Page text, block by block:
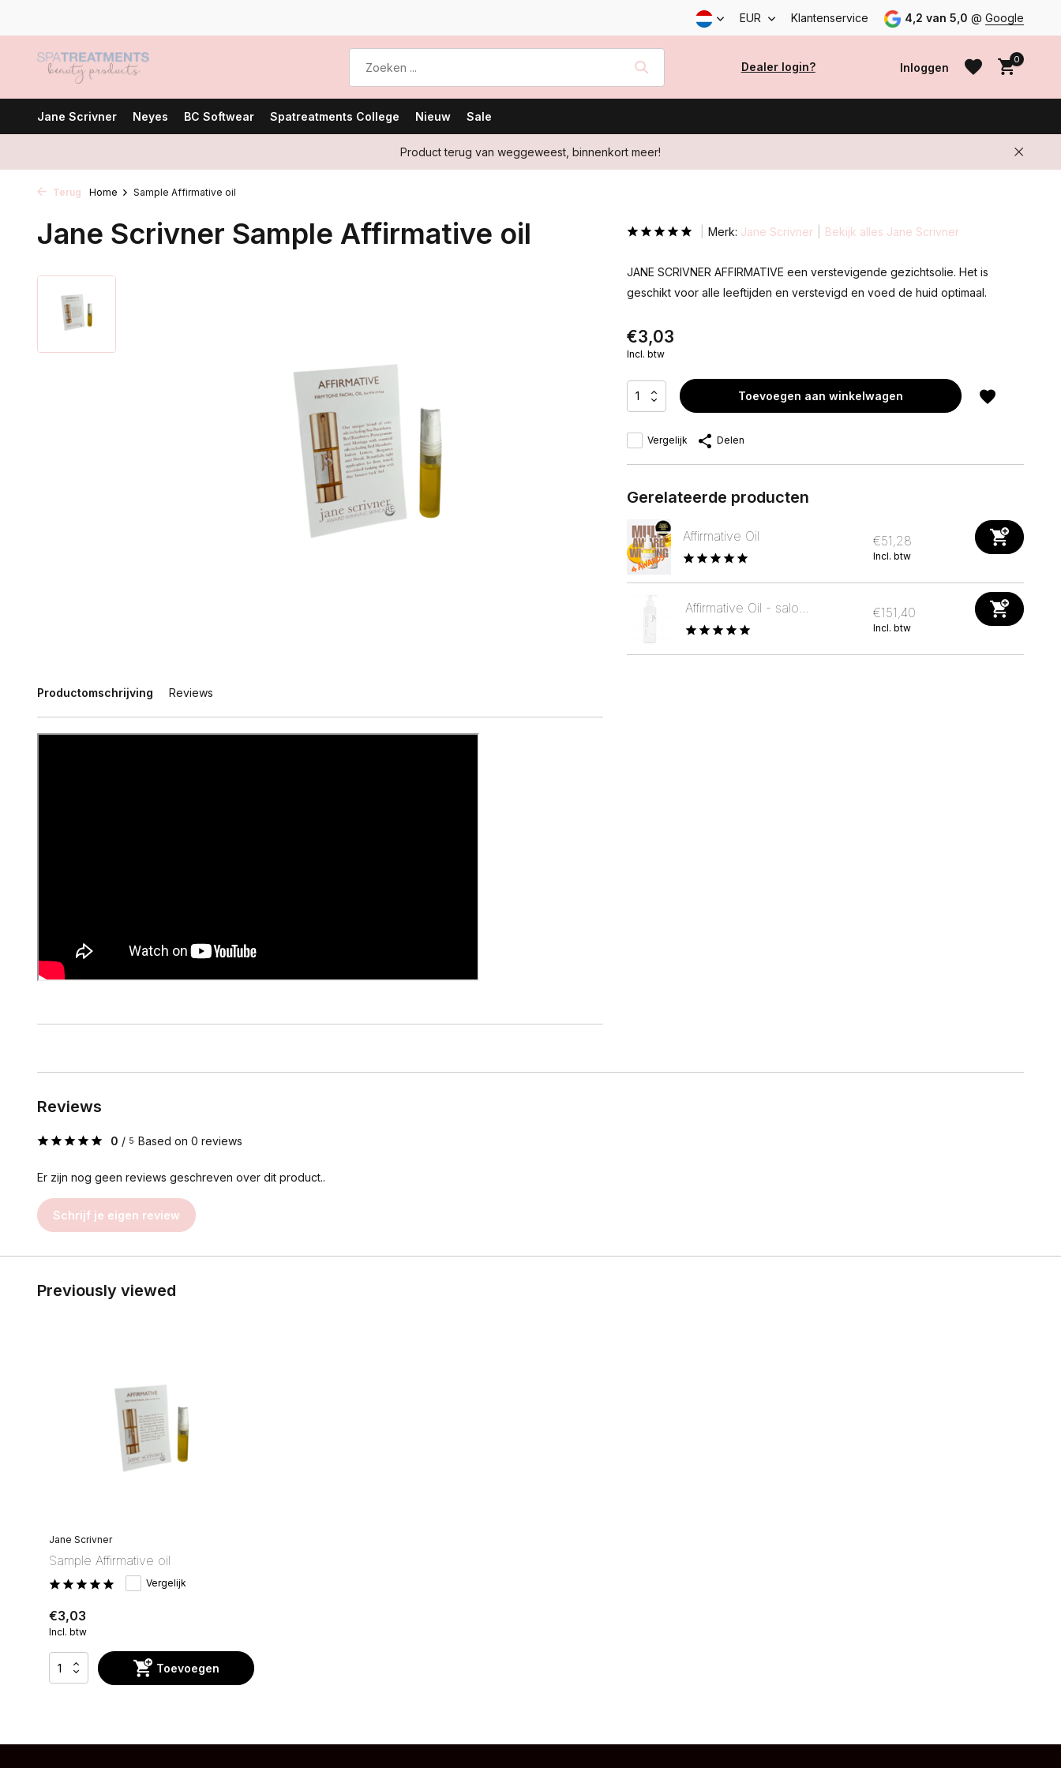
EUR Klantenservice 4,2 van 5,0 @ Google
Dealer login? Inloggen
0
Jane Scrivner Neyes BC Softwear Spatreatments College Nieuw Sale
Product terug van weggeweest, binnenkort meer!
Terug Home Sample Affirmative oil
Jane Scrivner Sample Affirmative oil
Productomschrijving Reviews
Merk: Jane Scrivner Bekijk alles Jane Scrivner
JANE SCRIVNER AFFIRMATIVE een verstevigende gezichtsolie. Het is
geschikt voor alle leeftijden en verstevigd en voed de huid optimaal.
€3,03
Incl. btw
Toevoegen aan winkelwagen
Vergelijk Delen
Gerelateerde producten
Affirmative Oil €51,28
Incl. btw
Affirmative Oil - salo... €151,40
Incl. btw
Reviews
0 / 5 Based on 0 reviews
Er zijn nog geen reviews geschreven over dit product..
Schrijf je eigen review
Previously viewed
Jane Scrivner
Sample Affirmative oil
Vergelijk
€3,03
Incl. btw
Toevoegen